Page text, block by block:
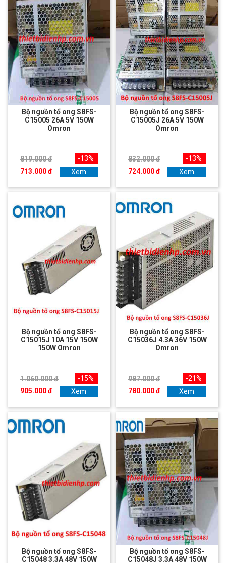
Bộ nguồn tổ ong S8FS-
C15005 26A 5V 150W
Omron
819.000 đ
713.000 đ
-13%
Xem
Bộ nguồn tổ ong S8FS-
C15005J 26A 5V 150W
Omron
832.000 đ
724.000 đ
-13%
Xem
Bộ nguồn tổ ong S8FS-
C15015J 10A 15V 150W
150W Omron
1.060.000 đ
905.000 đ
-15%
Xem
Bộ nguồn tổ ong S8FS-
C15036J 4.3A 36V 150W
Omron
987.000 đ
780.000 đ
-21%
Xem
Bộ nguồn tổ ong S8FS-
C15048 3.3A 48V 150W
Bộ nguồn tổ ong S8FS-
C15048J 3.3A 48V 150W